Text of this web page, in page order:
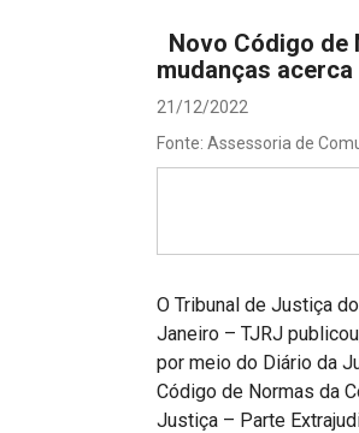
Processos - IBDFAM
Projetos do IBDFAM
Alienação Parental
Novo Código de
mudanças
21/12/2022
Fonte: Assessoria de
O Tribunal de Justiça
Janeiro – TJRJ
por meio do Diário da
Código de Normas da
Justiça – Parte